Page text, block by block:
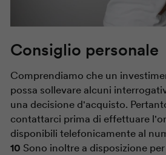
Consiglio personale
Comprendiamo che un
possa sollevare alcuni
una decisione d'acquisto.
contattarci prima di effettuare
disponibili telefonicamente al
10 Sono inoltre a disposizione